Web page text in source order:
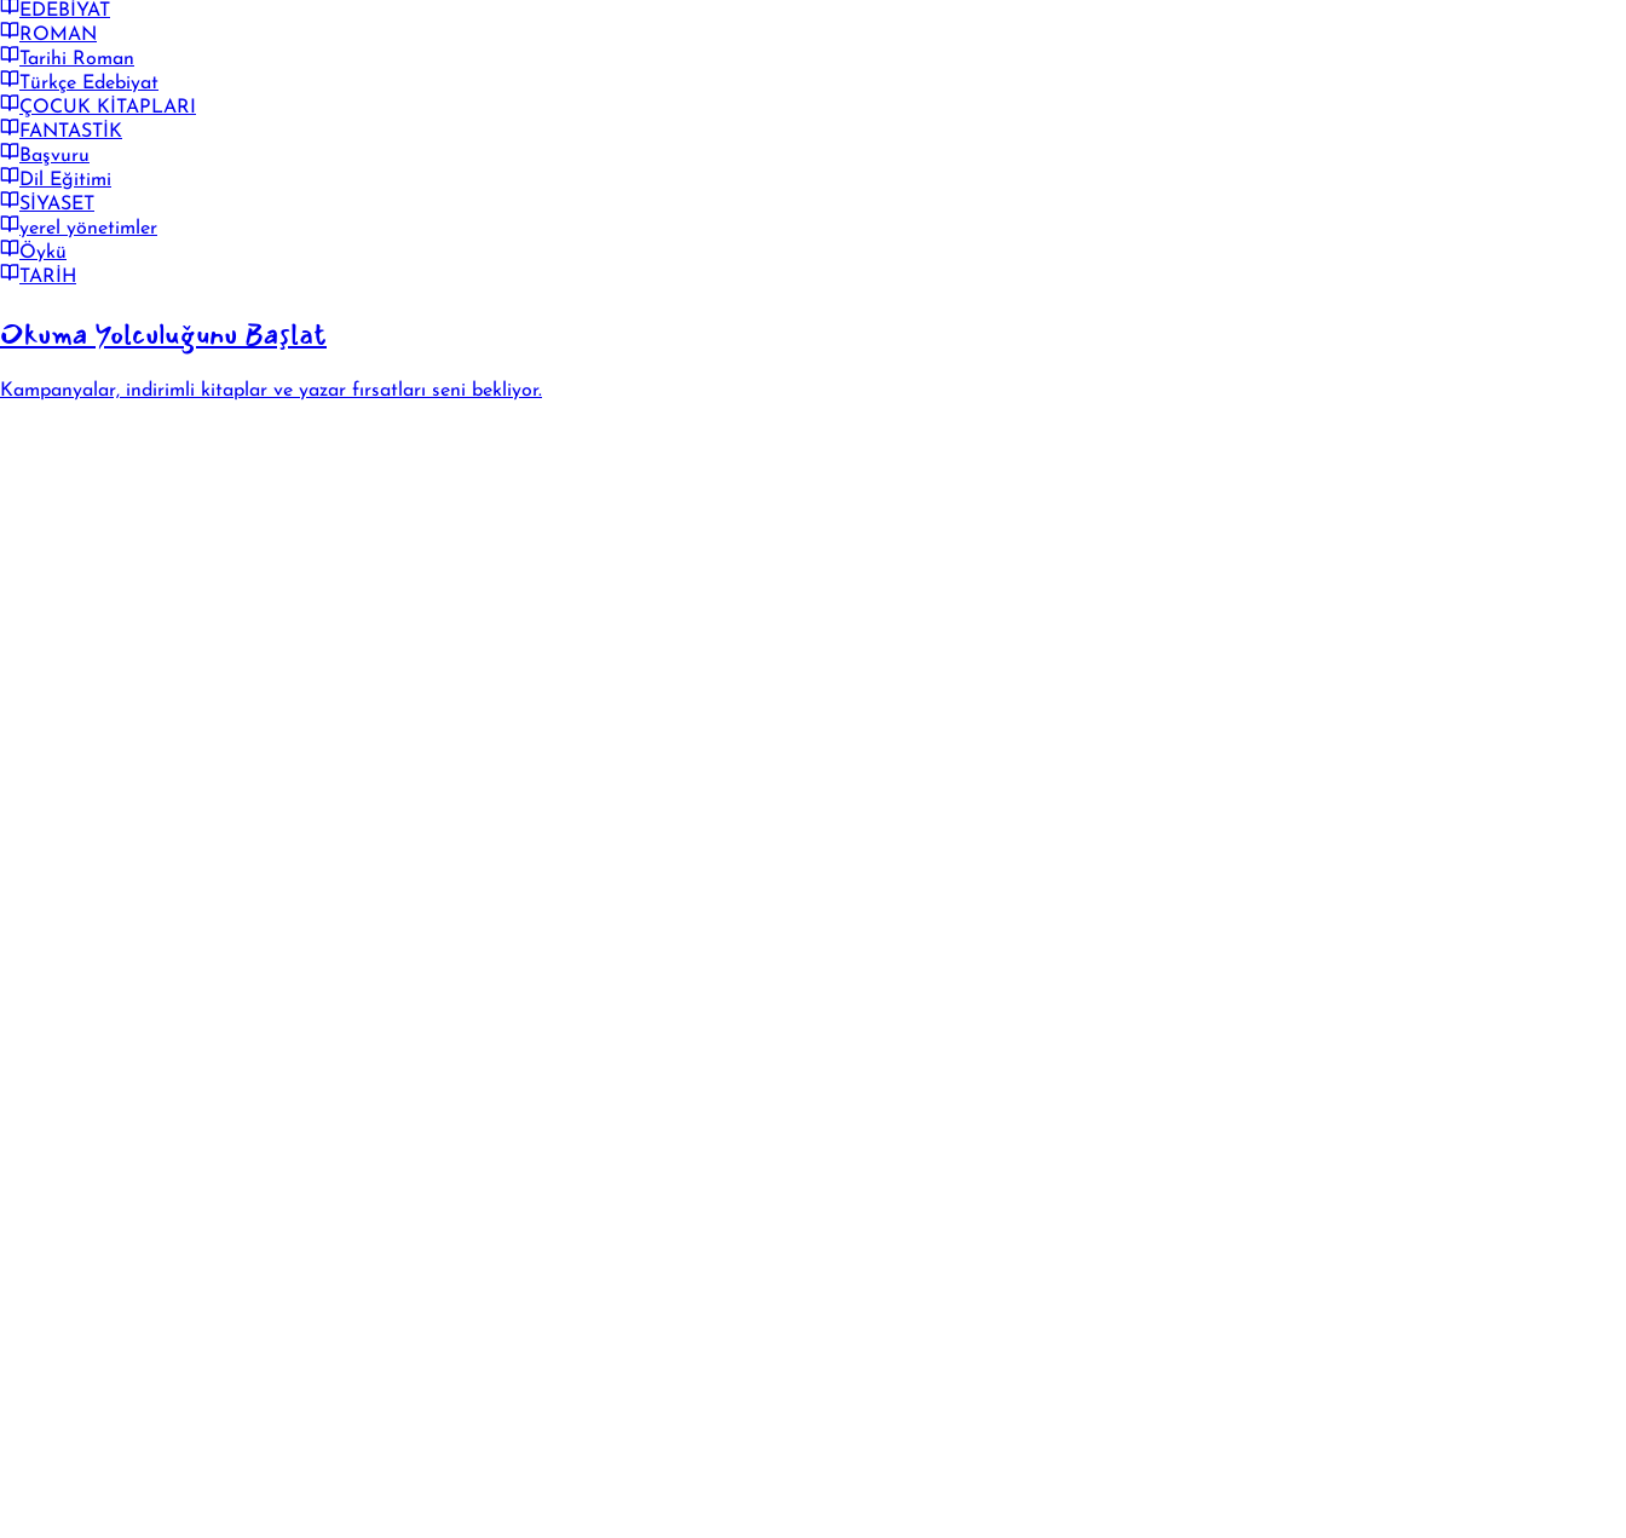
EDEBİYAT
ROMAN
Tarihi Roman
Türkçe Edebiyat
ÇOCUK KİTAPLARI
FANTASTİK
Başvuru
Dil Eğitimi
SİYASET
yerel yönetimler
Öykü
TARİH
Okuma Yolculuğunu Başlat
Kampanyalar, indirimli kitaplar ve yazar fırsatları seni bekliyor.